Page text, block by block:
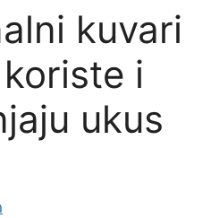
kuvari
i
ukus